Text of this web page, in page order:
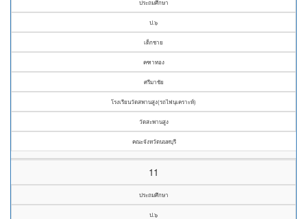
ประถมศึกษา
ป.๖
เด็กชาย
คฑาทอง
ศรีมาชัย
โรงเรียนวัดสพานสูง(รถไฟนุเคราะห์)
วัดสะพานสูง
คณะจังหวัดนนทบุรี
11
ประถมศึกษา
ป.๖